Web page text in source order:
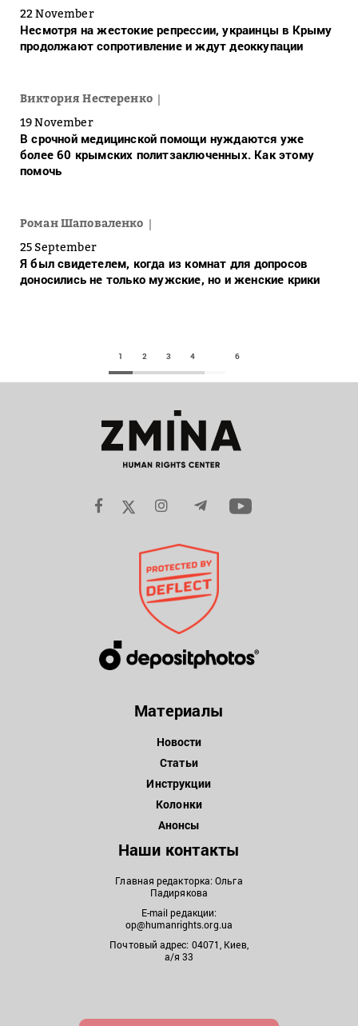
22 November
Несмотря на жестокие репрессии, украинцы в Крыму
продолжают сопротивление и ждут деоккупации
Виктория Нестеренко
19 November
В срочной медицинской помощи нуждаются уже
более 60 крымских политзаключенных. Как этому
помочь
Роман Шаповаленко
25 September
Я был свидетелем, когда из комнат для допросов
доносились не только мужские, но и женские крики
1 2 3 4 6
Материалы
Новости
Статьи
Инструкции
Колонки
Анонсы
Наши контакты
Главная редакторка: Ольга
Падирякова
E-mail редакции:
op@humanrights.org.ua
Почтовый адрес: 04071, Киев,
а/я 33